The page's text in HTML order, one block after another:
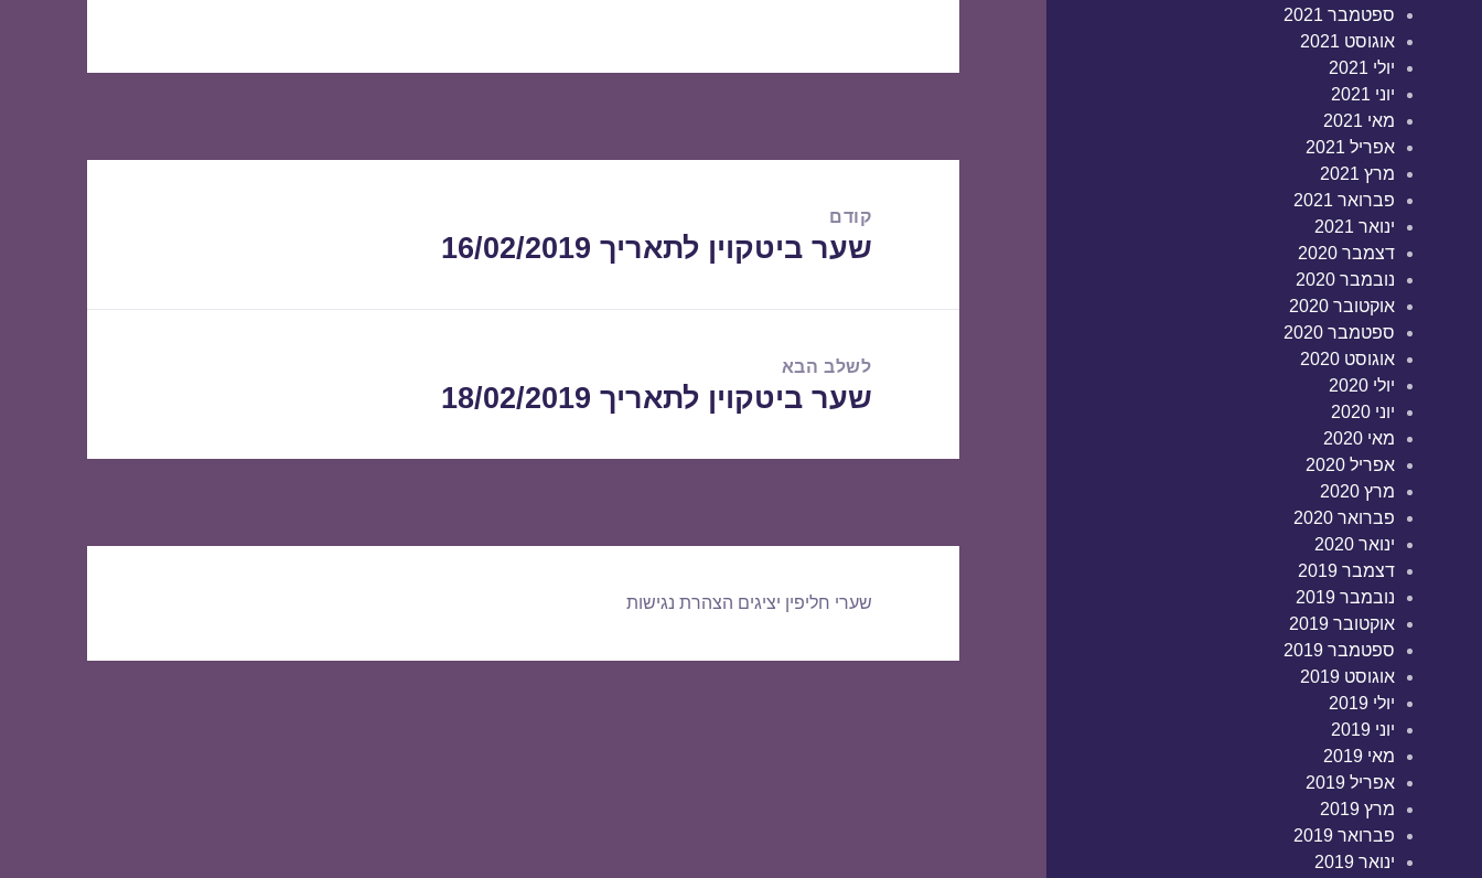
ספטמבר 2021
אוגוסט 2021
יולי 2021
יוני 2021
מאי 2021
אפריל 2021
מרץ 2021
פברואר 2021
ינואר 2021
דצמבר 2020
נובמבר 2020
אוקטובר 2020
ספטמבר 2020
אוגוסט 2020
יולי 2020
יוני 2020
מאי 2020
אפריל 2020
מרץ 2020
פברואר 2020
ינואר 2020
דצמבר 2019
נובמבר 2019
אוקטובר 2019
ספטמבר 2019
אוגוסט 2019
יולי 2019
יוני 2019
מאי 2019
אפריל 2019
מרץ 2019
פברואר 2019
ינואר 2019
קודם
הפוסט
שער ביטקוין לתאריך 16/02/2019
לשלב הבא
הפוסט
שער ביטקוין לתאריך 18/02/2019
שערי חליפין יציגים הצהרת נגישות